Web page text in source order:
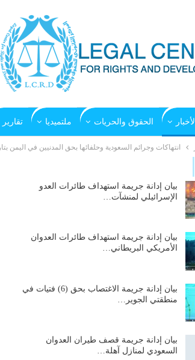
الأخبار الحقوق والحريات ملتميديا تقارير
انتهاكات وجرائم السعودية وحلفائها بحق المدنيين في اليمن بتاريخ 8 -2 -
بيان إدانة جريمة استهداف طائرات العدو
الإسرائيلي لمنشآت…
بيان إدانة جريمة استهداف طائرات العدوان
الأمريكي البريطاني…
بيان إدانة جريمة الاغتصاب بحق (6) فتيات في
منطقتي الجوير…
بيان إدانة جريمة قصف طيران العدوان
السعودي لمنازل آهلة…